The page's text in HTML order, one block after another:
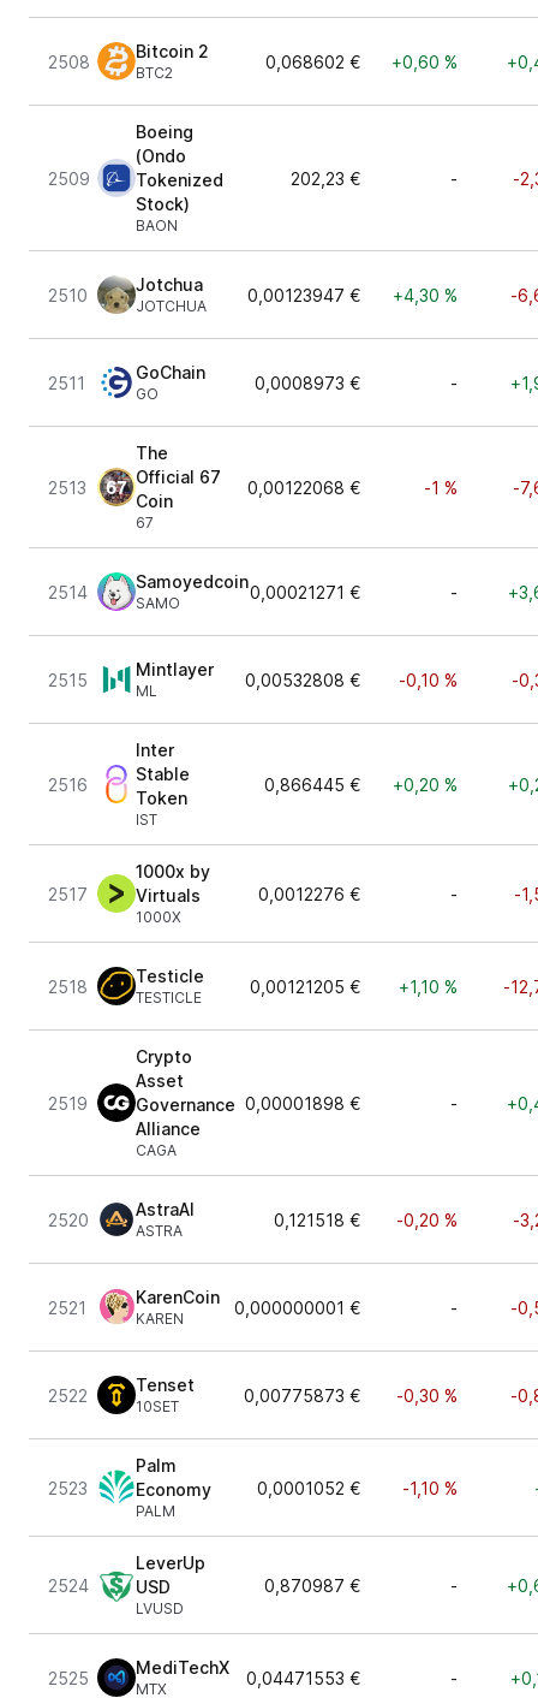
2508
Bitcoin 2
BTC2
0,068602 € +0,60 %
2509
Boeing
(Ondo
Tokenized
Stock)
BAON
202,23 € - -
2510
Jotchua
JOTCHUA
0,00123947 € +4,30 % -
2511
GoChain
GO
0,0008973 € -
2513
The
Official 67
Coin
67
0,00122068 € -1 % -
2514
Samoyedcoin
SAMO
0,00021271 € -
2515
Mintlayer
ML
0,00532808 € -0,10 % -
2516
Inter
Stable
Token
IST
0,866445 € +0,20 %
2517
1000x by
Virtuals
1000X
0,0012276 € - -
2518
Testicle
TESTICLE
0,00121205 € +1,10 % -
2519
Crypto
Asset
Governance
Alliance
CAGA
0,00001898 € -
2520
AstraAI
ASTRA
0,121518 € -0,20 % -
2521
KarenCoin
KAREN
0,000000001 € - -
2522
Tenset
10SET
0,00775873 € -0,30 % -
2523
Palm
Economy
PALM
0,0001052 € -1,10 %
2524
LeverUp
USD
LVUSD
0,870987 € -
2525
MediTechX
MTX
0,04471553 € -